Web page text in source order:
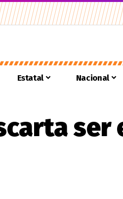
Estatal Nacional